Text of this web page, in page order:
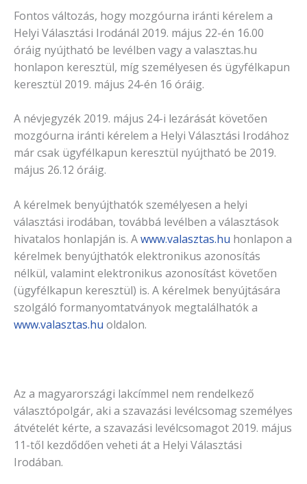
Fontos változás, hogy mozgóurna iránti kérelem a
Helyi Választási Irodánál 2019. május 22-én 16.00
óráig nyújtható be levélben vagy a valasztas.hu
honlapon keresztül, míg személyesen és ügyfélkapun
keresztül 2019. május 24-én 16 óráig.
A névjegyzék 2019. május 24-i lezárását követően
mozgóurna iránti kérelem a Helyi Választási Irodához
már csak ügyfélkapun keresztül nyújtható be 2019.
május 26.12 óráig.
A kérelmek benyújthatók személyesen a helyi
választási irodában, továbbá levélben a választások
hivatalos honlapján is. Awww.valasztas.hu honlapon a
kérelmek benyújthatók elektronikus azonosítás
nélkül, valamint elektronikus azonosítást követően
(ügyfélkapun keresztül) is. A kérelmek benyújtására
szolgáló formanyomtatványok megtalálhatók a
www.valasztas.hu oldalon.
Az a magyarországi lakcímmel nem rendelkező
választópolgár, aki a szavazási levélcsomag személyes
átvételét kérte, a szavazási levélcsomagot 2019. május
11-től kezdődően veheti át a Helyi Választási
Irodában.